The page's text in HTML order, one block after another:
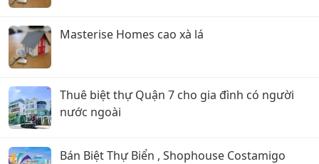
Masterise Homes cao xà lá
Thuê biệt thự Quận 7 cho gia đình có người
nước ngoài
Bán Biệt Thự Biển , Shophouse Costamigo